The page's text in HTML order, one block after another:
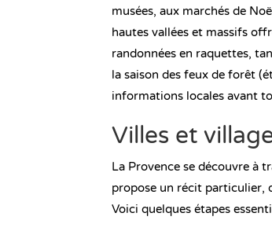
musées, aux marchés de
hautes vallées et massifs
randonnées en raquettes,
la saison des feux de forêt
informations locales avant
Villes et
La Provence se découvre à
propose un récit particulier,
Voici quelques étapes